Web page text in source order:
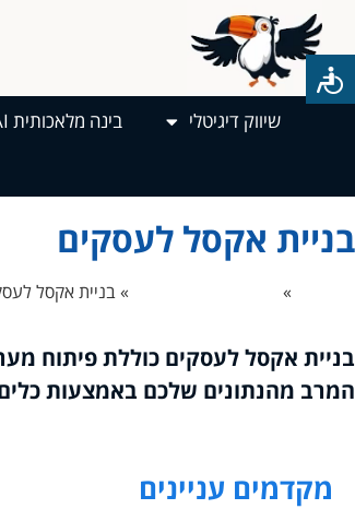
שיווק דיגיטלי בינה מלאכותית AI
בניית אקסל לעסקים
»
»בניית אקסל
בניית אקסל לעסקים כוללת פיתוח
המרב מהנתונים שלכם באמצעות כלים
מקדמים עניינים